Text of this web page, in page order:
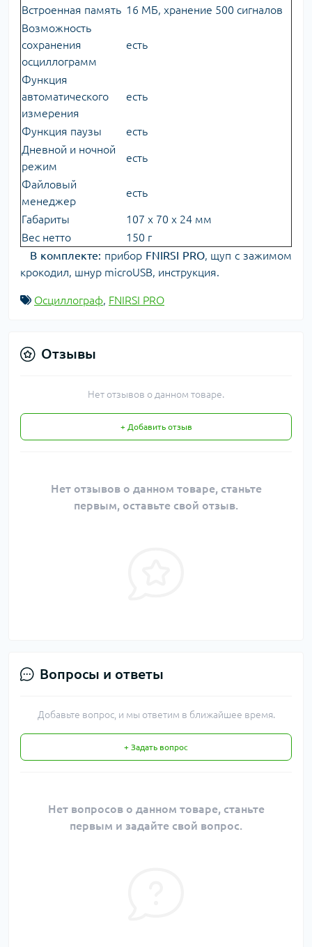
Встроенная память 16 МБ, хранение 500 сигналов
Возможность
сохранения
осциллограмм
есть
Функция
автоматического
измерения
есть
Функция паузы
есть
Дневной и ночной
режим
есть
Файловый
менеджер
есть
Габариты
107 х 70 х 24 мм
Вес нетто
150 г
В комплекте: прибор FNIRSI PRO, щуп с зажимом
крокодил, шнур microUSB, инструкция.
Осциллограф, FNIRSI PRO
Отзывы
Нет отзывов о данном товаре.
+ Добавить отзыв
Нет отзывов о данном товаре, станьте
первым, оставьте свой отзыв.
Вопросы и ответы
Добавьте вопрос, и мы ответим в ближайшее время.
+ Задать вопрос
Нет вопросов о данном товаре, станьте
первым и задайте свой вопрос.